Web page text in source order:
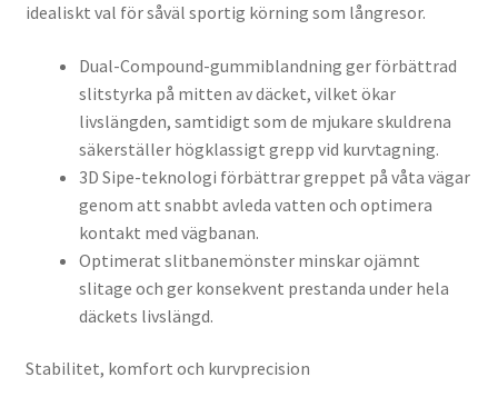
idealiskt val för såväl sportig körning som långresor.
Dual-Compound-gummiblandning ger förbättrad
slitstyrka på mitten av däcket, vilket ökar
livslängden, samtidigt som de mjukare skuldrena
säkerställer högklassigt grepp vid kurvtagning.
3D Sipe-teknologi förbättrar greppet på våta vägar
genom att snabbt avleda vatten och optimera
kontakt med vägbanan.
Optimerat slitbanemönster minskar ojämnt
slitage och ger konsekvent prestanda under hela
däckets livslängd.
Stabilitet, komfort och kurvprecision